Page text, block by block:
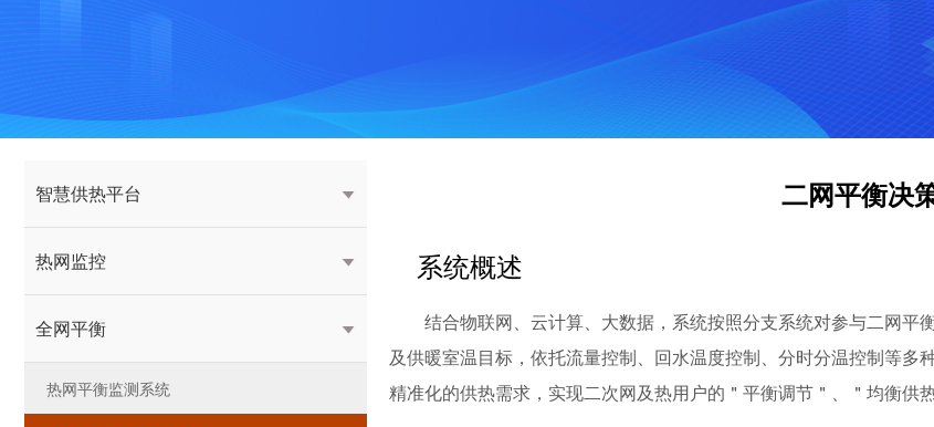
智慧供热平台 
热网监控 
全网平衡 
热网平衡监测系统
二网平衡决
系统概述
结合物联网、云计算、大数据，系统按照分支系统对参与二网
及供暖室温目标，依托流量控制、回水温度控制、分时分温控制等
精准化的供热需求，实现二次网及热用户的＂平衡调节＂、＂均衡供